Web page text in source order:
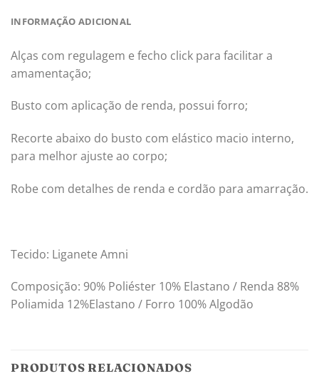
INFORMAÇÃO ADICIONAL
Alças com regulagem e fecho click para facilitar a
amamentação;
Busto com aplicação de renda, possui forro;
Recorte abaixo do busto com elástico macio interno,
para melhor ajuste ao corpo;
Robe com detalhes de renda e cordão para amarração.
Tecido: Liganete Amni
Composição: 90% Poliéster 10% Elastano / Renda 88%
Poliamida 12%Elastano / Forro 100% Algodão
PRODUTOS RELACIONADOS